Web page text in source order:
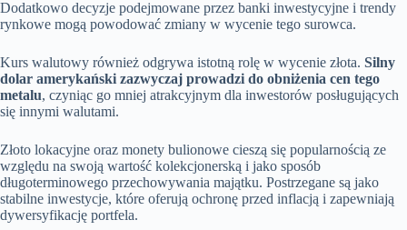
Dodatkowo decyzje podejmowane przez banki inwestycyjne i trendy
rynkowe mogą powodować zmiany w wycenie tego surowca.
Kurs walutowy również odgrywa istotną rolę w wycenie złota. Silny
dolar amerykański zazwyczaj prowadzi do obniżenia cen tego
metalu, czyniąc go mniej atrakcyjnym dla inwestorów posługujących
się innymi walutami.
Złoto lokacyjne oraz monety bulionowe cieszą się popularnością ze
względu na swoją wartość kolekcjonerską i jako sposób
długoterminowego przechowywania majątku. Postrzegane są jako
stabilne inwestycje, które oferują ochronę przed inflacją i zapewniają
dywersyfikację portfela.